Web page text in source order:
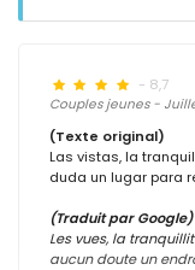
- 8,7
Couples jeunes -
(Texte original)
Las vistas, la
duda un lugar para
(Traduit par Google)
Les vues, la
aucun doute un